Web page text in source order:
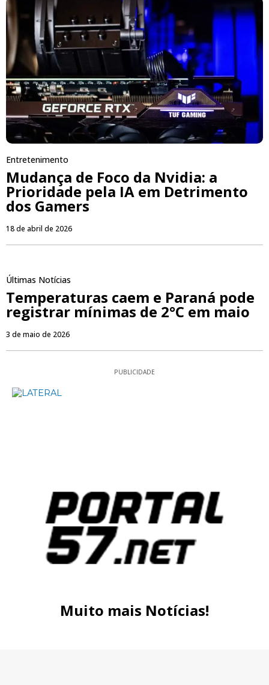
Entretenimento
Mudança de Foco da Nvidia: a
Prioridade pela IA em Detrimento
dos Gamers
18 de abril de 2026
Últimas Notícias
Temperaturas caem e Paraná pode
registrar mínimas de 2°C em maio
3 de maio de 2026
PUBLICIDADE
Muito mais Notícias!